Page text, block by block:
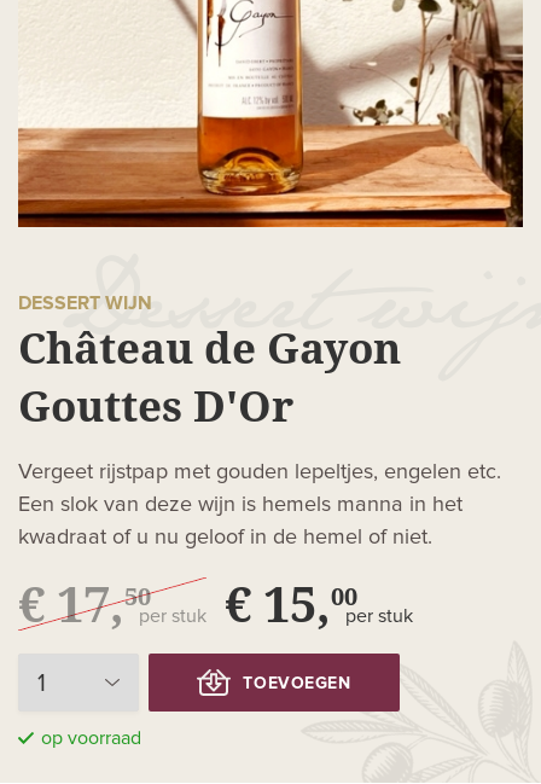
DESSERT WIJN
Château de Gayon
Gouttes D'Or
Vergeet rijstpap met gouden lepeltjes, engelen etc.
Een slok van deze wijn is hemels manna in het
kwadraat of u nu geloof in de hemel of niet.
€ 17,50
per stuk € 15,00
per stuk
TOEVOEGEN
op voorraad